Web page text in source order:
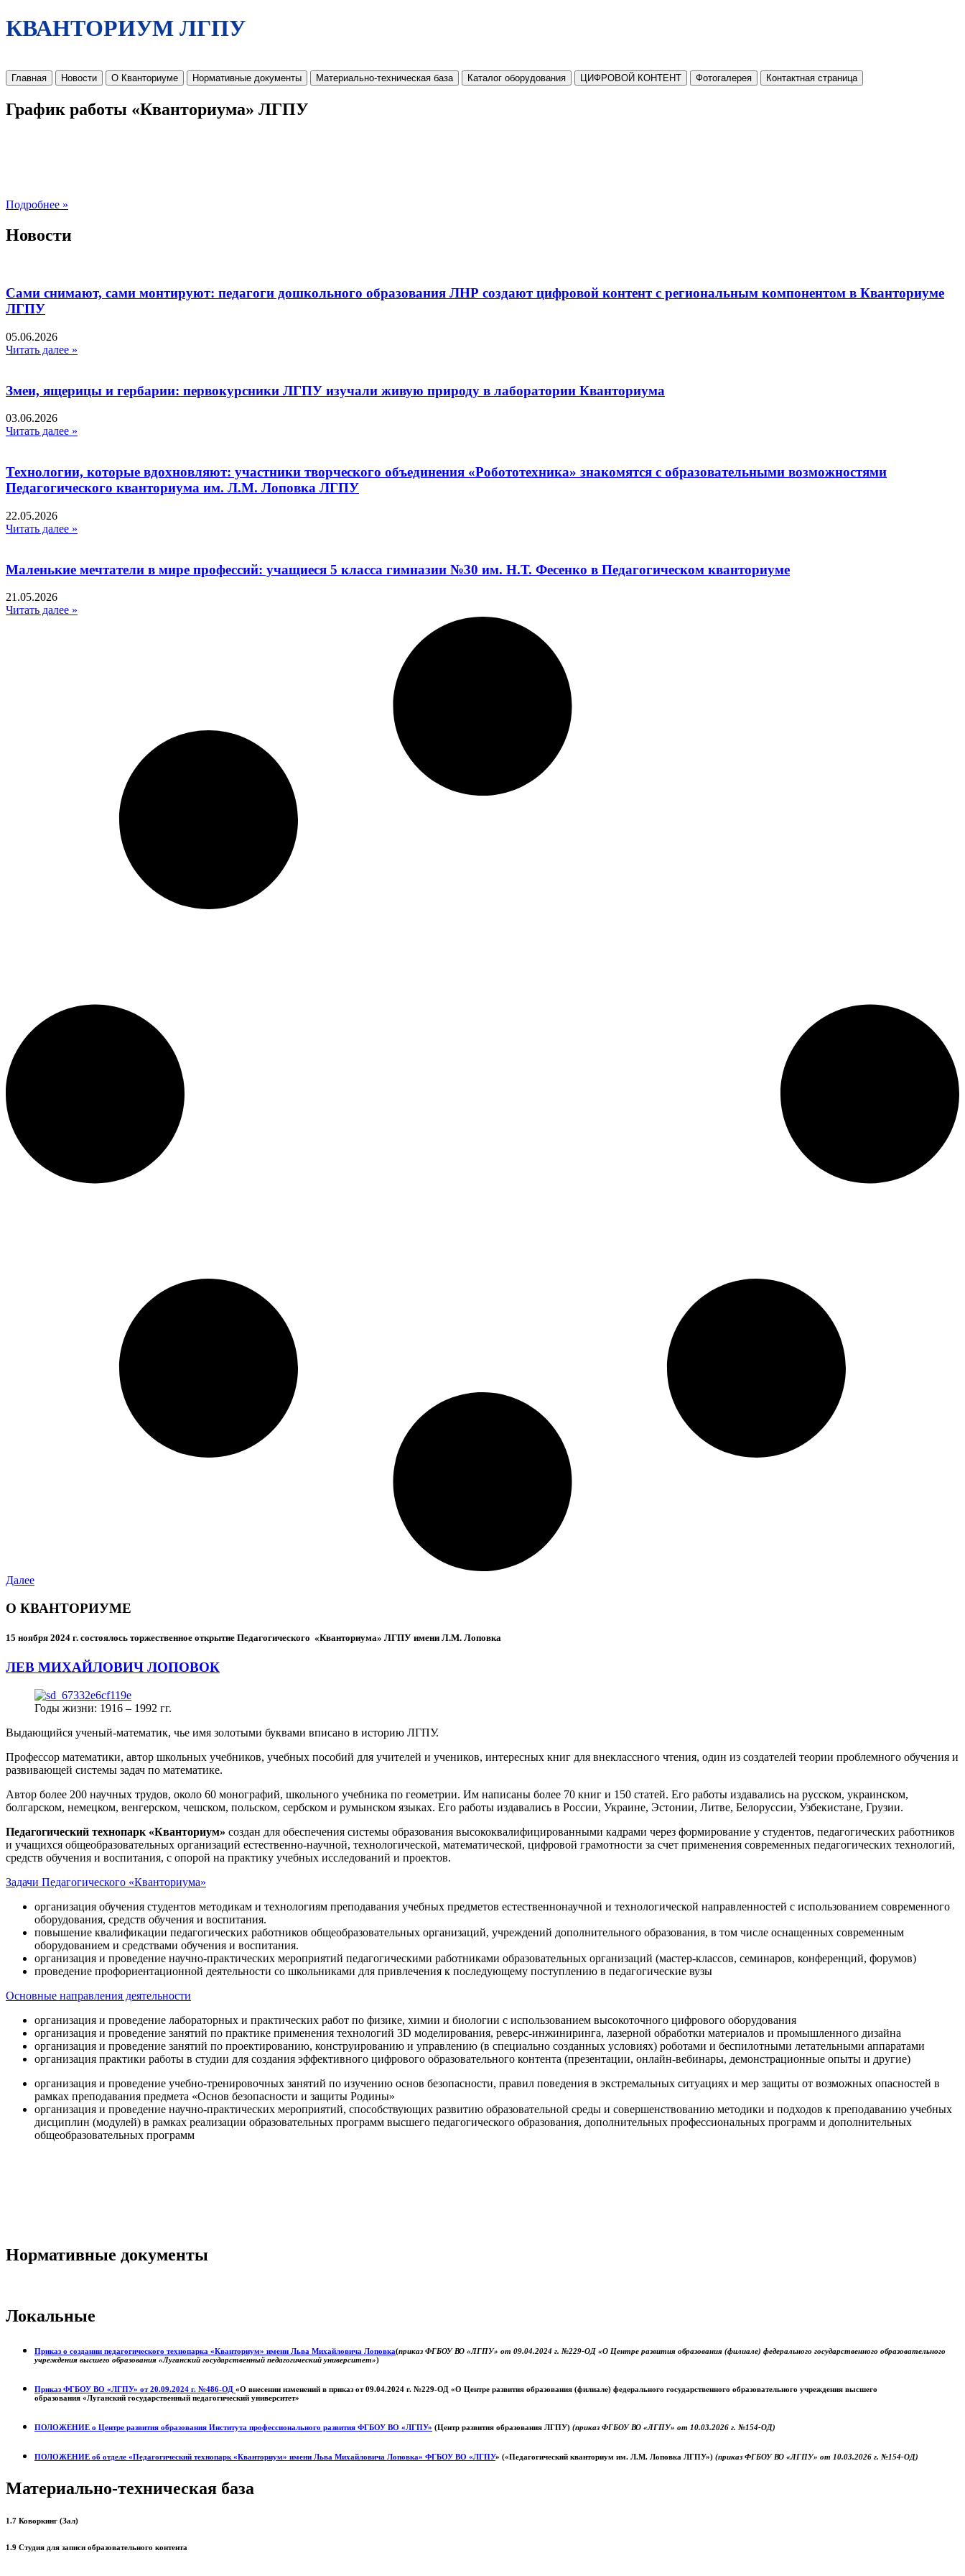
КВАНТОРИУМ ЛГПУ
Главная Новости О Кванториуме Нормативные документы Материально-техническая база Каталог оборудования ЦИФРОВОЙ КОНТЕНТ Фотогалерея Контактная страница
График работы «Кванториума» ЛГПУ
Подробнее »
Новости
Сами снимают, сами монтируют: педагоги дошкольного образования ЛНР создают цифровой контент с региональным компонентом в Кванториуме
ЛГПУ​
05.06.2026
Читать далее »
Змеи, ящерицы и гербарии: первокурсники ЛГПУ изучали живую природу в лаборатории Кванториума
03.06.2026
Читать далее »
Технологии, которые вдохновляют: участники творческого объединения «Робототехника» знакомятся с образовательными возможностями
Педагогического кванториума им. Л.М. Лоповка ЛГПУ
22.05.2026
Читать далее »
Маленькие мечтатели в мире профессий: учащиеся 5 класса гимназии №30 им. Н.Т. Фесенко в Педагогическом кванториуме
21.05.2026
Читать далее »
Далее
О КВАНТОРИУМЕ
15 ноября 2024 г. состоялось торжественное открытие Педагогического «Кванториума» ЛГПУ имени Л.М. Лоповка
ЛЕВ МИХАЙЛОВИЧ ЛОПОВОК
Годы жизни: 1916 – 1992 гг.
Выдающийся ученый-математик, чье имя золотыми буквами вписано в историю ЛГПУ.
Профессор математики, автор школьных учебников, учебных пособий для учителей и учеников, интересных книг для внеклассного чтения, один из создателей теории проблемного обучения и
развивающей системы задач по математике.
Автор более 200 научных трудов, около 60 монографий, школьного учебника по геометрии. Им написаны более 70 книг и 150 статей. Его работы издавались на русском, украинском,
болгарском, немецком, венгерском, чешском, польском, сербском и румынском языках. Его работы издавались в России, Украине, Эстонии, Литве, Белоруссии, Узбекистане, Грузии.
Педагогический технопарк «Кванториум» создан для обеспечения системы образования высококвалифицированными кадрами через формирование у студентов, педагогических работников
и учащихся общеобразовательных организаций естественно-научной, технологической, математической, цифровой грамотности за счет применения современных педагогических технологий,
средств обучения и воспитания, с опорой на практику учебных исследований и проектов.
Задачи Педагогического «Кванториума»
организация обучения студентов методикам и технологиям преподавания учебных предметов естественнонаучной и технологической направленностей с использованием современного
оборудования, средств обучения и воспитания.
повышение квалификации педагогических работников общеобразовательных организаций, учреждений дополнительного образования, в том числе оснащенных современным
оборудованием и средствами обучения и воспитания.
организация и проведение научно-практических мероприятий педагогическими работниками образовательных организаций (мастер-классов, семинаров, конференций, форумов)
проведение профориентационной деятельности со школьниками для привлечения к последующему поступлению в педагогические вузы
Основные направления деятельности
организация и проведение лабораторных и практических работ по физике, химии и биологии с использованием высокоточного цифрового оборудования
организация и проведение занятий по практике применения технологий 3D моделирования, реверс-инжиниринга, лазерной обработки материалов и промышленного дизайна
организация и проведение занятий по проектированию, конструированию и управлению (в специально созданных условиях) роботами и беспилотными летательными аппаратами
организация практики работы в студии для создания эффективного цифрового образовательного контента (презентации, онлайн-вебинары, демонстрационные опыты и другие)
организация и проведение учебно-тренировочных занятий по изучению основ безопасности, правил поведения в экстремальных ситуациях и мер защиты от возможных опасностей в
рамках преподавания предмета «Основ безопасности и защиты Родины»
организация и проведение научно-практических мероприятий, способствующих развитию образовательной среды и совершенствованию методики и подходов к преподаванию учебных
дисциплин (модулей) в рамках реализации образовательных программ высшего педагогического образования, дополнительных профессиональных программ и дополнительных
общеобразовательных программ
Нормативные документы
Локальные
Приказ о создании педагогического технопарка «Кванториум» имени Льва Михайловича Лоповка(приказ ФГБОУ ВО «ЛГПУ» от 09.04.2024 г. №229-ОД «О Центре развития образования (филиале) федерального государственного образовательного
учреждения высшего образования «Луганский государственный педагогический университет»)
Приказ ФГБОУ ВО «ЛГПУ» от 20.09.2024 г. №486-ОД «О внесении изменений в приказ от 09.04.2024 г. №229-ОД «О Центре развития образования (филиале) федерального государственного образовательного учреждения высшего
образования «Луганский государственный педагогический университет»
ПОЛОЖЕНИЕ о Центре развития образования Института профессионального развития ФГБОУ ВО «ЛГПУ» (Центр развития образования ЛГПУ) (приказ ФГБОУ ВО «ЛГПУ» от 10.03.2026 г. №154-ОД)
ПОЛОЖЕНИЕ об отделе «Педагогический технопарк «Кванториум» имени Льва Михайловича Лоповка» ФГБОУ ВО «ЛГПУ» («Педагогический кванториум им. Л.М. Лоповка ЛГПУ») (приказ ФГБОУ ВО «ЛГПУ» от 10.03.2026 г. №154-ОД)
Материально-техническая база
1.7 Коворкинг (Зал)
1.9 Студия для записи образовательного контента